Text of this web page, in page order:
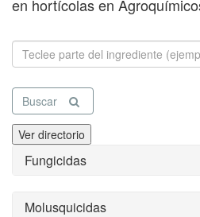
en hortícolas en
Buscar
Ver directorio
Fungicidas
Molusquicidas